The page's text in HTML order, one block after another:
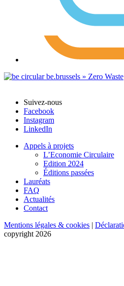
Suivez-nous
Facebook
Instagram
LinkedIn
Appels à projets
L’Economie Circulaire
Edition 2024
Éditions passées
Lauréats
FAQ
Actualités
Contact
Mentions légales & cookies |
copyright 2026